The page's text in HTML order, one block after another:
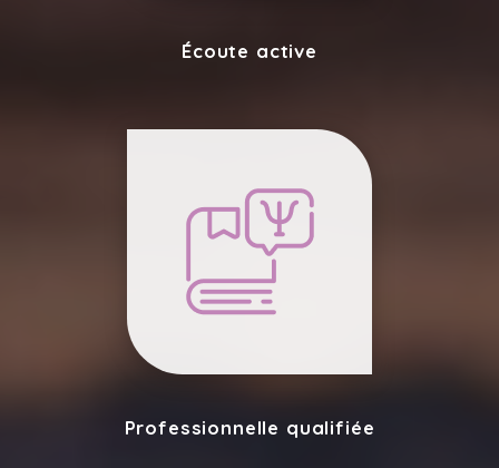
Écoute active
Professionnelle qualifiée